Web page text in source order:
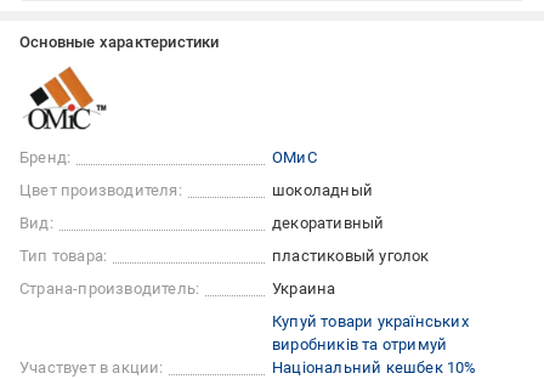
Основные характеристики
Бренд:
ОМиС
Цвет производителя:
шоколадный
Вид:
декоративный
Тип товара:
пластиковый уголок
Страна-производитель:
Украина
Участвует в акции:
Купуй товари українських
виробників та отримуй
Національний кешбек 10%